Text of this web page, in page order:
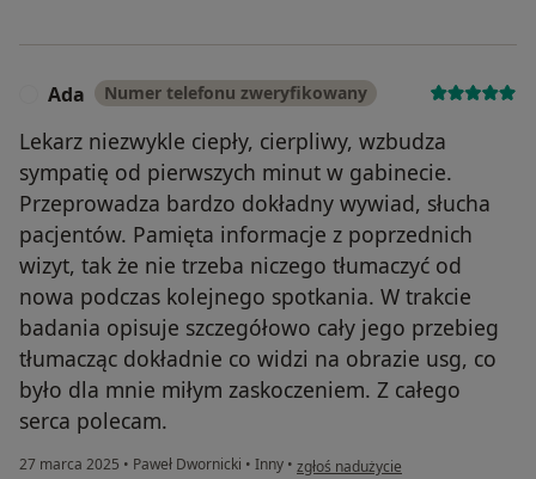
Ada Numer telefonu zweryfikowany
Lekarz niezwykle ciepły, cierpliwy, wzbudza
sympatię od pierwszych minut w gabinecie.
Przeprowadza bardzo dokładny wywiad, słucha
pacjentów. Pamięta informacje z poprzednich
wizyt, tak że nie trzeba niczego tłumaczyć od
nowa podczas kolejnego spotkania. W trakcie
badania opisuje szczegółowo cały jego przebieg
tłumacząc dokładnie co widzi na obrazie usg, co
było dla mnie miłym zaskoczeniem. Z całego
serca polecam.
27 marca 2025 • Paweł Dwornicki • Inny • w opinii użytkownika Ada
zgłoś nadużycie